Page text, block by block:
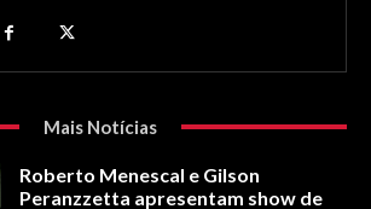
Mais Notícias
Roberto Menescal e Gilson
Peranzzetta apresentam show de